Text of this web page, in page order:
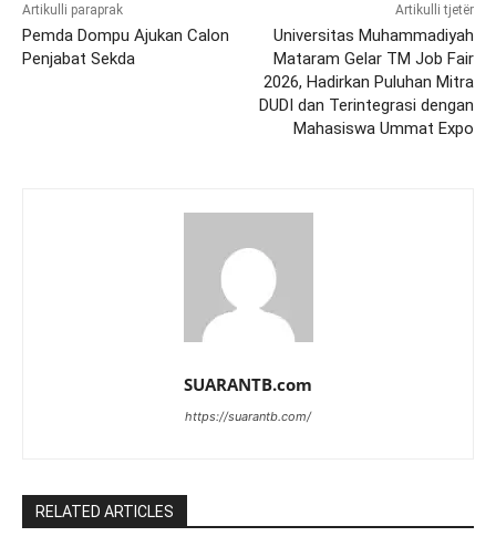
Artikulli paraprak
Pemda Dompu Ajukan Calon
Penjabat Sekda
Artikulli tjetër
Universitas Muhammadiyah
Mataram Gelar TM Job Fair
2026, Hadirkan Puluhan Mitra
DUDI dan Terintegrasi dengan
Mahasiswa Ummat Expo
SUARANTB.com
https://suarantb.com/
RELATED ARTICLES